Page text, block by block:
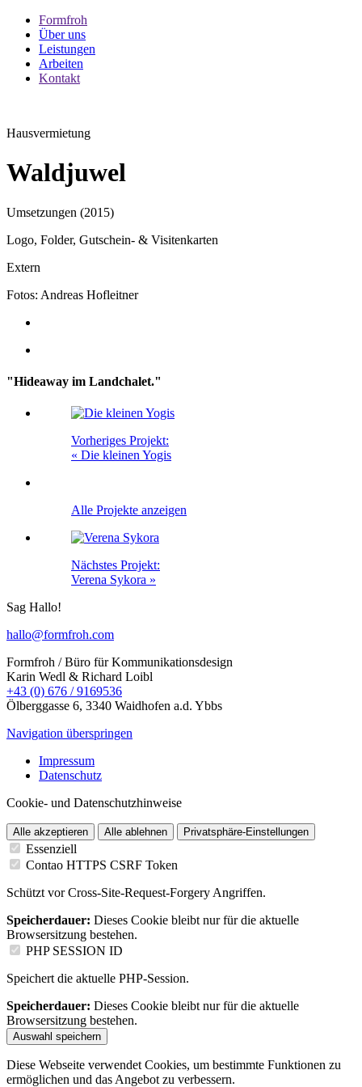
Formfroh
Über uns
Leistungen
Arbeiten
Kontakt
Hausvermietung
Waldjuwel
Umsetzungen (2015)
Logo, Folder, Gutschein- & Visitenkarten
Extern
Fotos: Andreas Hofleitner
"Hideaway im Landchalet."
Vorheriges Projekt:
« Die kleinen Yogis
Alle Projekte anzeigen
Nächstes Projekt:
Verena Sykora »
Sag Hallo!
hallo@formfroh.com
Formfroh / Büro für Kommunikationsdesign
Karin Wedl & Richard Loibl
+43 (0) 676 / 9169536
Ölberggasse 6, 3340 Waidhofen a.d. Ybbs
Navigation überspringen
Impressum
Datenschutz
Cookie- und Datenschutzhinweise
Alle akzeptieren Alle ablehnen Privatsphäre-Einstellungen
Essenziell
Contao HTTPS CSRF Token
Schützt vor Cross-Site-Request-Forgery Angriffen.
Speicherdauer: Dieses Cookie bleibt nur für die aktuelle
Browsersitzung bestehen.
PHP SESSION ID
Speichert die aktuelle PHP-Session.
Speicherdauer: Dieses Cookie bleibt nur für die aktuelle
Browsersitzung bestehen.
Auswahl speichern
Diese Webseite verwendet Cookies, um bestimmte Funktionen zu
ermöglichen und das Angebot zu verbessern.